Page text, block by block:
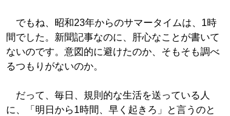
でもね、昭和23年からのサマータイムは、1時
間でした。新聞記事なのに、肝心なことが書いて
ないのです。意図的に避けたのか、そもそも調べ
るつもりがないのか。
だって、毎日、規則的な生活を送っている人
に、「明日から1時間、早く起きろ」と言うのと